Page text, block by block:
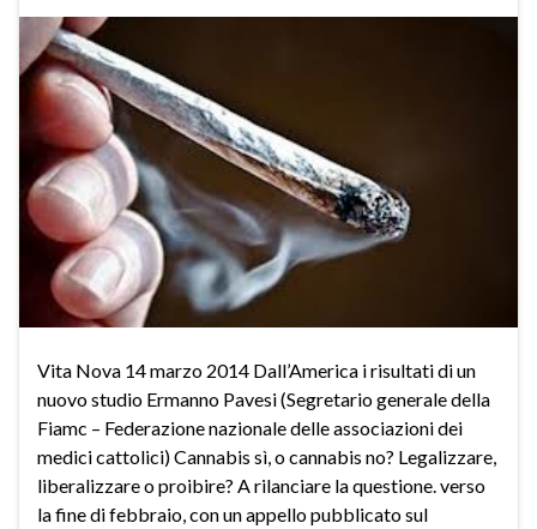
Vita Nova 14 marzo 2014 Dall’America i risultati di un
nuovo studio Ermanno Pavesi (Segretario generale della
Fiamc – Federazione nazionale delle associazioni dei
medici cattolici) Cannabis sì, o cannabis no? Legalizzare,
liberalizzare o proibire? A rilanciare la questione. verso
la fine di febbraio, con un appello pubblicato sul